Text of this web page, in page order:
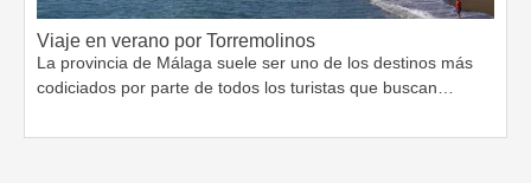
Viaje en verano por Torremolinos
La provincia de Málaga suele ser uno de los destinos más
codiciados por parte de todos los turistas que buscan…